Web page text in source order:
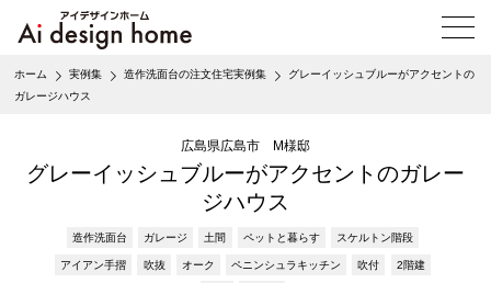
メ
ニ
ー
ホーム 実例集 造作洗面台の注文住宅実例集
グレーイッシュブルーがアクセントの
ガレージハウス
広島県広島市 M様邸
グレーイッシュブルーがアクセントのガレー
ジハウス
造作洗面台 ガレージ 土間 ペットと暮らす スケルトン階段
アイアン手摺 吹抜 オーク ペニンシュラキッチン 吹付 2階建